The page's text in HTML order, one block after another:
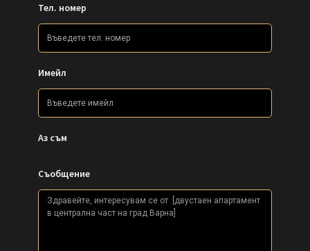
Тел. номер
Имейл
Аз съм
Съобщение